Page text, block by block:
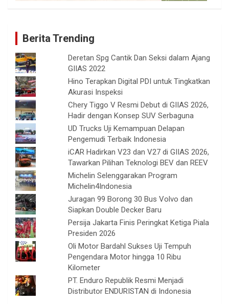
Berita Trending
Deretan Spg Cantik Dan Seksi dalam Ajang
GIIAS 2022
Hino Terapkan Digital PDI untuk Tingkatkan
Akurasi Inspeksi
Chery Tiggo V Resmi Debut di GIIAS 2026,
Hadir dengan Konsep SUV Serbaguna
UD Trucks Uji Kemampuan Delapan
Pengemudi Terbaik Indonesia
iCAR Hadirkan V23 dan V27 di GIIAS 2026,
Tawarkan Pilihan Teknologi BEV dan REEV
Michelin Selenggarakan Program
Michelin4Indonesia
Juragan 99 Borong 30 Bus Volvo dan
Siapkan Double Decker Baru
Persija Jakarta Finis Peringkat Ketiga Piala
Presiden 2026
Oli Motor Bardahl Sukses Uji Tempuh
Pengendara Motor hingga 10 Ribu
Kilometer
PT. Enduro Republik Resmi Menjadi
Distributor ENDURISTAN di Indonesia